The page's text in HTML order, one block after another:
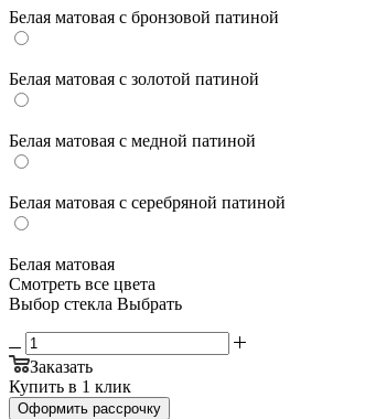
Белая матовая с бронзовой патиной
Белая матовая с золотой патиной
Белая матовая с медной патиной
Белая матовая с серебряной патиной
Белая матовая
Смотреть все цвета
Выбор стекла Выбрать
Заказать
Купить в 1 клик
Оформить рассрочку